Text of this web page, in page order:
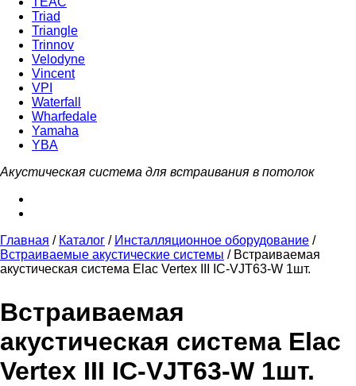
Triad
Triangle
Trinnov
Velodyne
Vincent
VPI
Waterfall
Wharfedale
Yamaha
YBA
Акустическая система для встраивания в потолок
Главная / Каталог / Инсталляционное оборудование /
Встраиваемые акустические системы / Встраиваемая
акустическая система Elac Vertex III IC-VJT63-W 1шт.
Встраиваемая
акустическая система Elac
Vertex III IC-VJT63-W 1шт.